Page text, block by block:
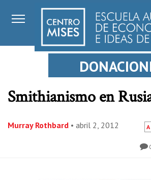
Smithianismo en
Murray Rothbard • abril 2, 2012 A